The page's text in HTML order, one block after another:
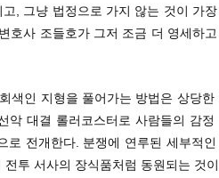
, 그냥 법정으로 가지 않는 것이 가
호사 조들호가 그저 조금 더 영세하
색인 지형을 풀어가는 방법은 상당한
악 대결 롤러코스터로 사람들의 감
로 전개한다. 분쟁에 연루된 세부적
투 서사의 장식품처럼 동원되는 것